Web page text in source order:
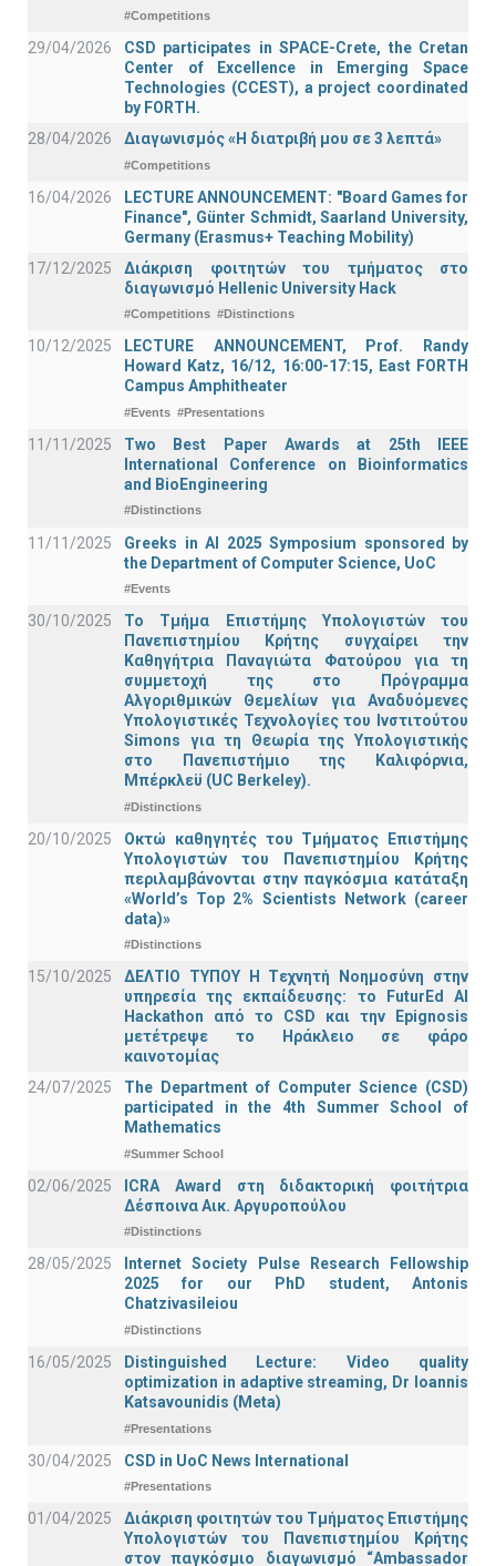
#Competitions
29/04/2026
CSD participates in SPACE-Crete, the Cretan
Center of Excellence in Emerging Space
Technologies (CCEST), a project coordinated
by FORTH.
28/04/2026
Διαγωνισμός «Η διατριβή μου σε 3 λεπτά»
#Competitions
16/04/2026
LECTURE ANNOUNCEMENT: "Board Games for
Finance", Günter Schmidt, Saarland University,
Germany (Erasmus+ Teaching Mobility)
17/12/2025
Διάκριση φοιτητών του τμήματος στο
διαγωνισμό Hellenic University Hack
#Competitions #Distinctions
10/12/2025
LECTURE ANNOUNCEMENT, Prof. Randy
Howard Katz, 16/12, 16:00-17:15, East FORTH
Campus Amphitheater
#Events #Presentations
11/11/2025
Two Best Paper Awards at 25th IEEE
International Conference on Bioinformatics
and BioEngineering
#Distinctions
11/11/2025
Greeks in AI 2025 Symposium sponsored by
the Department of Computer Science, UoC
#Events
30/10/2025
Το Τμήμα Επιστήμης Υπολογιστών του
Πανεπιστημίου Κρήτης συγχαίρει την
Καθηγήτρια Παναγιώτα Φατούρου για τη
συμμετοχή της στο Πρόγραμμα
Αλγοριθμικών Θεμελίων για Αναδυόμενες
Υπολογιστικές Τεχνολογίες του Ινστιτούτου
Simons για τη Θεωρία της Υπολογιστικής
στο Πανεπιστήμιο της Καλιφόρνια,
Μπέρκλεϋ (UC Berkeley).
#Distinctions
20/10/2025
Οκτώ καθηγητές του Τμήματος Επιστήμης
Υπολογιστών του Πανεπιστημίου Κρήτης
περιλαμβάνονται στην παγκόσμια κατάταξη
«World’s Top 2% Scientists Network (career
data)»
#Distinctions
15/10/2025
ΔΕΛΤΙΟ ΤΥΠΟΥ H Tεχνητή Νοημοσύνη στην
υπηρεσία της εκπαίδευσης: το FuturEd AI
Hackathon από το CSD και την Epignosis
μετέτρεψε το Ηράκλειο σε φάρο
καινοτομίας
24/07/2025
The Department of Computer Science (CSD)
participated in the 4th Summer School of
Mathematics
#Summer School
02/06/2025
ICRA Award στη διδακτορική φοιτήτρια
Δέσποινα Αικ. Αργυροπούλου
#Distinctions
28/05/2025
Internet Society Pulse Research Fellowship
2025 for our PhD student, Antonis
Chatzivasileiou
#Distinctions
16/05/2025
Distinguished Lecture: Video quality
optimization in adaptive streaming, Dr Ioannis
Katsavounidis (Meta)
#Presentations
30/04/2025 CSD in UoC News International
#Presentations
01/04/2025
Διάκριση φοιτητών του Τμήματος Επιστήμης
Υπολογιστών του Πανεπιστημίου Κρήτης
στον παγκόσμιο διαγωνισμό “Ambassador